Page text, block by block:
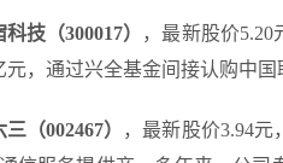
科技（300017） ，最新股价5.20
元，通过兴全基金间接认购中国
三（002467） ，最新股价3.94